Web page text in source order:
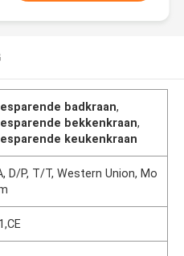
badkraan,
bekkenkraan,
keukenkraan
D/P, T/T, Western Union, Mo